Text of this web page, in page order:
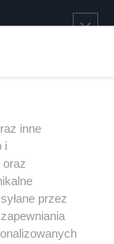
inne
i
oraz
przez